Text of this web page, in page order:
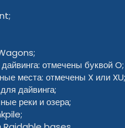
отмечены буквой O;
места: отмечены X или XU;
дайвинга;
реки и озера;